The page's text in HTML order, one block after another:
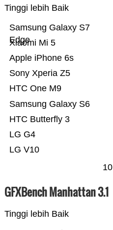
Tinggi lebih Baik
LG V10
LG G4
HTC Butterfly 3
Samsung Galaxy S6
HTC One M9
Sony Xperia Z5
Apple iPhone 6s
Xiaomi Mi 5
Samsung Galaxy S7
Edge
10
GFXBench Manhattan 3.1
Tinggi lebih Baik